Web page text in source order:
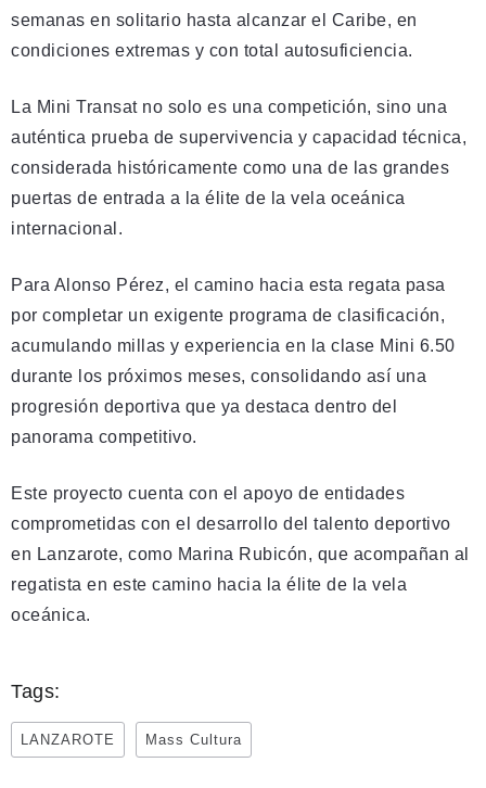
semanas en solitario hasta alcanzar el Caribe, en
condiciones extremas y con total autosuficiencia.
La Mini Transat no solo es una competición, sino una
auténtica prueba de supervivencia y capacidad técnica,
considerada históricamente como una de las grandes
puertas de entrada a la élite de la vela oceánica
internacional.
Para Alonso Pérez, el camino hacia esta regata pasa
por completar un exigente programa de clasificación,
acumulando millas y experiencia en la clase Mini 6.50
durante los próximos meses, consolidando así una
progresión deportiva que ya destaca dentro del
panorama competitivo.
Este proyecto cuenta con el apoyo de entidades
comprometidas con el desarrollo del talento deportivo
en Lanzarote, como Marina Rubicón, que acompañan al
regatista en este camino hacia la élite de la vela
oceánica.
Tags:
LANZAROTE Mass Cultura